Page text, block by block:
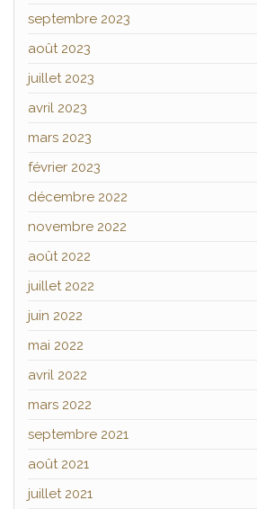
septembre 2023
août 2023
juillet 2023
avril 2023
mars 2023
février 2023
décembre 2022
novembre 2022
août 2022
juillet 2022
juin 2022
mai 2022
avril 2022
mars 2022
septembre 2021
août 2021
juillet 2021